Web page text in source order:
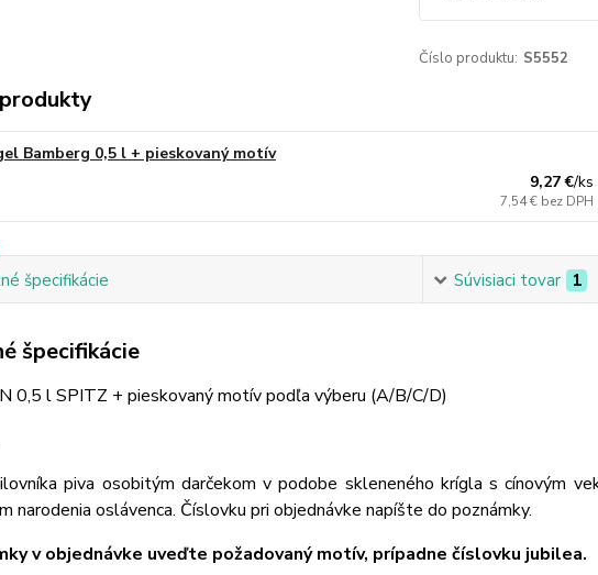
Číslo produktu: S5552
Bamberg 0,5 l + pieskovaný motív
9,27 €/ks
7,54 € bez DPH
špecifikácie Súvisiaci tovar 1
špecifikácie
0,5 l SPITZ + pieskovaný motív podľa výberu (A/B/C/D)
piva osobitým darčekom v podobe skleneného krígla s cínovým
narodenia oslávenca. Číslovku pri objednávke napíšte do poznámky.
v objednávke uveďte požadovaný motív, prípadne číslovku jubilea.